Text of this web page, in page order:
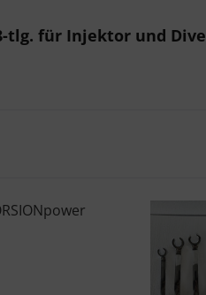
für Injektor und